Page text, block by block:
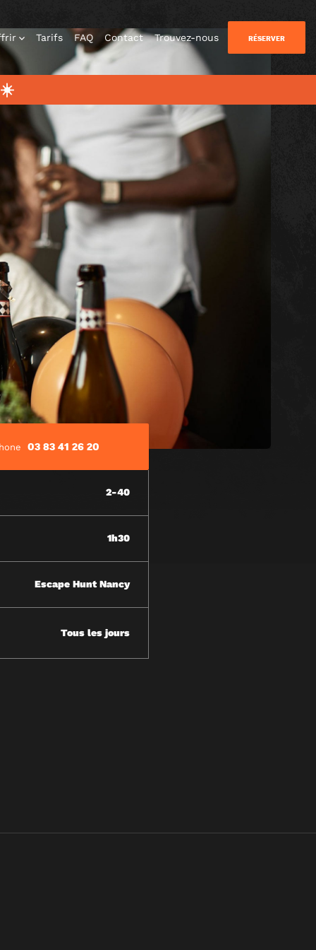
Tarifs FAQ Contact Trouvez-nous RÉSERVER
☀️
03 83 41 26 20
2-40
1h30
Escape Hunt Nancy
Tous les jours